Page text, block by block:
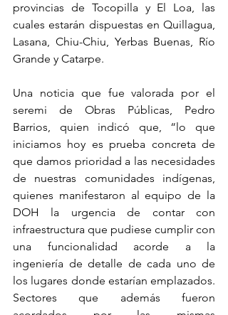
provincias de Tocopilla y El Loa, las
cuales estarán dispuestas en Quillagua,
Lasana, Chiu-Chiu, Yerbas Buenas, Río
Grande y Catarpe.
Una noticia que fue valorada por el
seremi de Obras Públicas, Pedro
Barrios, quien indicó que, “lo que
iniciamos hoy es prueba concreta de
que damos prioridad a las necesidades
de nuestras comunidades indígenas,
quienes manifestaron al equipo de la
DOH la urgencia de contar con
infraestructura que pudiese cumplir con
una funcionalidad acorde a la
ingeniería de detalle de cada uno de
los lugares donde estarían emplazados.
Sectores que además fueron